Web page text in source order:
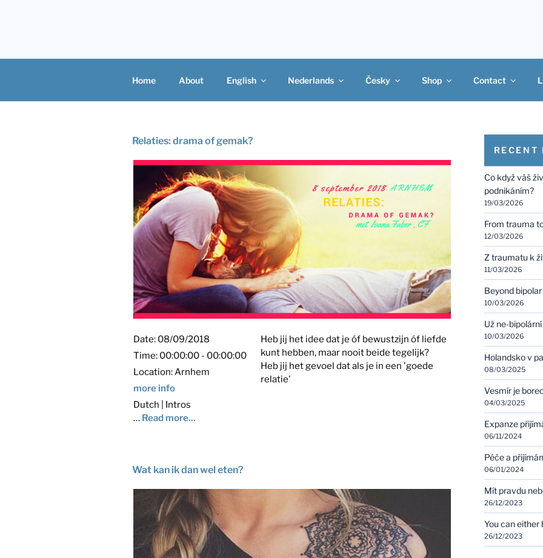
Home About English Nederlands Česky Shop Contact
Relaties: drama of gemak?
Date: 08/09/2018
Time: 00:00:00 - 00:00:00
Location:Arnhem
more info
Dutch | Intros
Heb jij het idee dat je óf bewustzijn óf liefde
kunt hebben, maar nooit beide tegelijk?
Heb jij het gevoel dat als je in een 'goede
relatie'
… Read more...
Wat kan ik dan wel eten?
RECENT
Co když váš
podnikáním?
19/03/2026
From trauma
12/03/2026
Z traumatu k
11/03/2026
Beyond
10/03/2026
Už ne-bipolární
10/03/2026
Holandsko v
08/03/2025
Vesmír je borec
04/03/2025
Expanze
06/11/2024
Péče a
06/01/2024
Mít pravdu
26/12/2023
You can either
26/12/2023